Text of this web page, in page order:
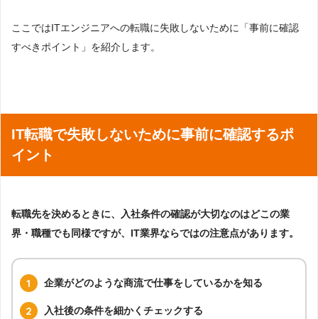
ここではITエンジニアへの転職に失敗しないために「事前に確認
すべきポイント」を紹介します。
IT転職で失敗しないために事前に確認するポ
イント
転職先を決めるときに、入社条件の確認が大切なのはどこの業
界・職種でも同様ですが、IT業界ならではの注意点があります。
企業がどのような商流で仕事をしているかを知る
入社後の条件を細かくチェックする